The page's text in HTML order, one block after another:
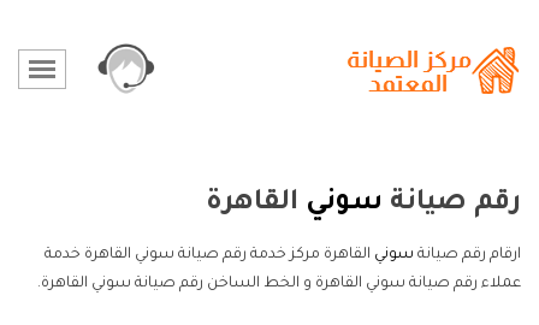
رقم صيانة سوني القاهرة
ارقام رقم صيانة سوني القاهرة مركز خدمة رقم صيانة سوني القاهرة خدمة
عملاء رقم صيانة سوني القاهرة و الخط الساخن رقم صيانة سوني القاهرة.